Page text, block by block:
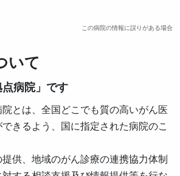
この病院の情報に誤りがある場合
いて
点病院」です
とは、全国どこでも質の高いがん医
きるよう、国に指定された病院のこ
供、地域のがん診療の連携協力体制